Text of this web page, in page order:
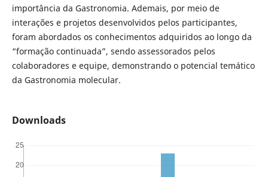
importância da Gastronomia. Ademais, por meio de
interações e projetos desenvolvidos pelos participantes,
foram abordados os conhecimentos adquiridos ao longo da
“formação continuada”, sendo assessorados pelos
colaboradores e equipe, demonstrando o potencial temático
da Gastronomia molecular.
Downloads